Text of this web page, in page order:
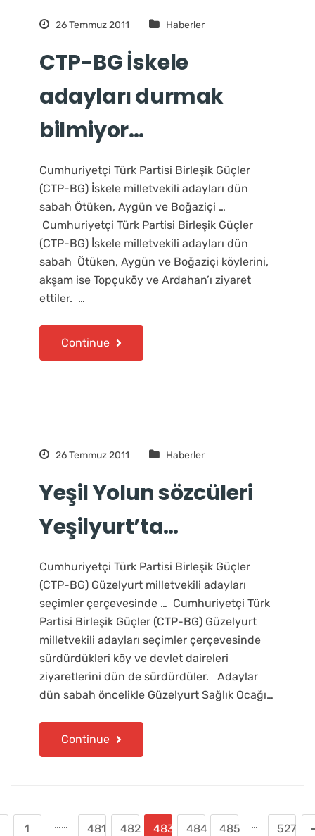
26 Temmuz 2011 Haberler
CTP-BG İskele
adayları durmak
bilmiyor…
Cumhuriyetçi Türk Partisi Birleşik Güçler
(CTP-BG) İskele milletvekili adayları dün
sabah Ötüken, Aygün ve Boğaziçi …
Cumhuriyetçi Türk Partisi Birleşik Güçler
(CTP-BG) İskele milletvekili adayları dün
sabah Ötüken, Aygün ve Boğaziçi köylerini,
akşam ise Topçuköy ve Ardahan’ı ziyaret
ettiler. …
Continue
26 Temmuz 2011 Haberler
Yeşil Yolun sözcüleri
Yeşilyurt’ta…
Cumhuriyetçi Türk Partisi Birleşik Güçler
(CTP-BG) Güzelyurt milletvekili adayları
seçimler çerçevesinde … Cumhuriyetçi Türk
Partisi Birleşik Güçler (CTP-BG) Güzelyurt
milletvekili adayları seçimler çerçevesinde
sürdürdükleri köy ve devlet daireleri
ziyaretlerini dün de sürdürdüler. Adaylar
dün sabah öncelikle Güzelyurt Sağlık Ocağı…
Continue
1 …… 481 482 483 484 485 … 527